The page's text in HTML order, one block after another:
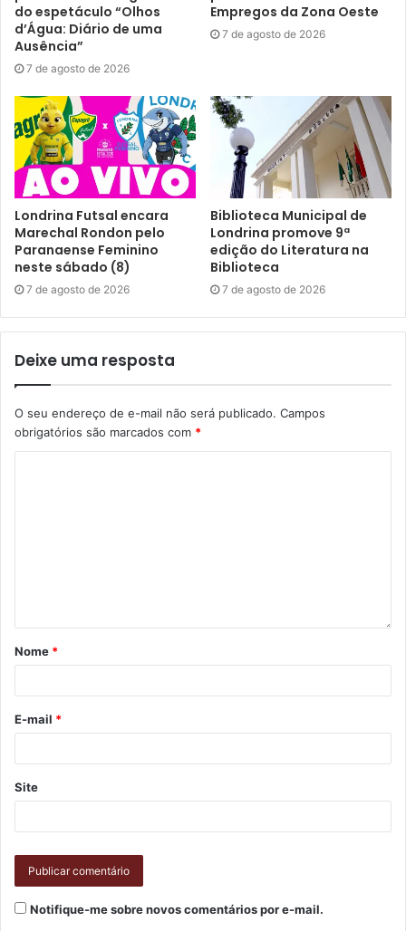
Etiquetas agência do Trabalhador
oportunidades de trabalho
Sine
SMTER Trabalho Emprego e Renda
vagas de emprego
vagas exclusivas para PCD
do espetáculo “Olhos
d’Água: Diário de uma
Ausência”
7 de agosto de 2026
Empregos da Zona Oeste
7 de agosto de 2026
Londrina Futsal encara
Marechal Rondon pelo
Paranaense Feminino
neste sábado (8)
7 de agosto de 2026
Biblioteca Municipal de
Londrina promove 9ª
edição do Literatura na
Biblioteca
7 de agosto de 2026
Deixe uma resposta
O seu endereço de e-mail não será publicado. Campos
obrigatórios são marcados com *
Nome *
E-mail *
Site
Notifique-me sobre novos comentários por e-mail.